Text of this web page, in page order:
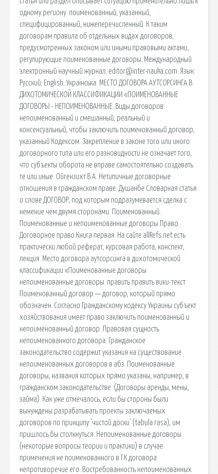
одному региону. поименованный, указанный,
специфицированный, нижеперечисленный. К таким
договорам правила об отдельных видах договоров,
предусмотренных законом или иными правовыми актами,
регулирующие поименованные договоры. Международный
электронный научный журнал. editor@inter-nauka.com. Язык:
Русский; English; Українська. МЕСТО ДОГОВОРА АУТСОРСИНГА В
ДИХОТОМИЧЕСКОЙ КЛАССИФИКАЦИИ «ПОИМЕНОВАННЫЕ
ДОГОВОРЫ - НЕПОИМЕНОВАННЫЕ. Виды договоров:
непоименованный и смешанный, реальный и
консенсуальный, чтобы заключить поименованный договор,
указанный Кодексом. Закрепление в законе того или иного
договорного типа или его разновидности не означает того,
что субъекты оборота не вправе самостоятельно создавать
те или иные. Ойгензихт В.А. Нетипичные договорные
отношения в гражданском праве. Душанбе Словарная статья
о слове ДОГОВОР, под которым подразумевается сделка с
немение чем двумя сторонами. Поименованный.
Поименованные и непоименованные договоры Право
Договорное право Книга первая. На сайте allRefs.net есть
практически любой реферат, курсовая работа, конспект,
лекция. Место договора аутсорсинга в дихотомической
классификации «Поименованные договоры
непоименованные договоры. править править вики-текст
Поименованный договор — договор, который прямо
обозначен. Согласно Гражданскому кодексу Украины субъект
хозяйствования имеет право заключить поименованный и
непоименованный договор. Правовая сущность
непоименованного договора. Гражданское
законодательство содержит указания на существование
непоименованных договоров в абз. Поименованные
договоры, названия которых прямо указаны, например, в
гражданском законодательстве. (Договоры аренды, мены,
займа). Как уже отмечалось, если бы стороны были
вынуждены разрабатывать проекты заключаемых
договоров по принципу 'чистой доски' (tabula rasa), им
пришлось бы столкнуться. Непоименованные договоры
(некоторые вопросы теории и практики) в случае
применения не поименованного в ГК договора
непротиворечие его. Востребованность непоименованных